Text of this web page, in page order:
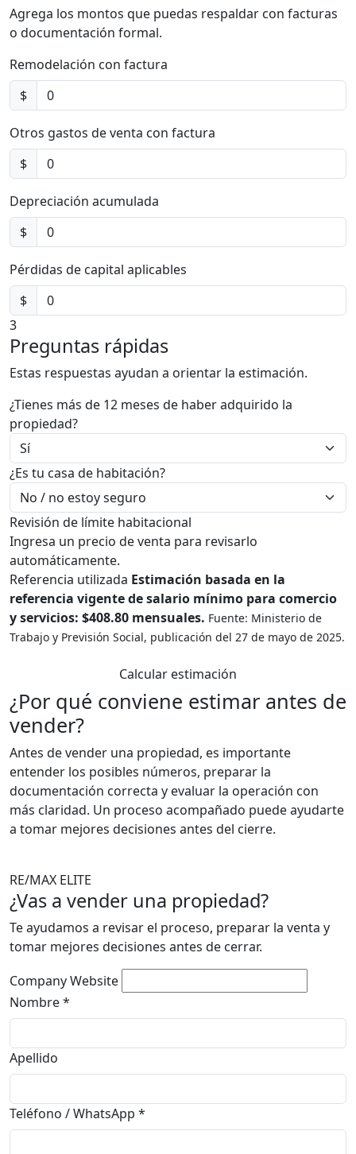
Agrega los montos que puedas respaldar con facturas
o documentación formal.
Remodelación con factura
$
Otros gastos de venta con factura
$
Depreciación acumulada
$
Pérdidas de capital aplicables
$
3
Preguntas rápidas
Estas respuestas ayudan a orientar la estimación.
¿Tienes más de 12 meses de haber adquirido la
propiedad?
¿Es tu casa de habitación?
Revisión de límite habitacional
Ingresa un precio de venta para revisarlo
automáticamente.
Referencia utilizada Estimación basada en la
referencia vigente de salario mínimo para comercio
y servicios: $408.80 mensuales. Fuente: Ministerio de
Trabajo y Previsión Social, publicación del 27 de mayo de 2025.
Calcular estimación
¿Por qué conviene estimar antes de
vender?
Antes de vender una propiedad, es importante
entender los posibles números, preparar la
documentación correcta y evaluar la operación con
más claridad. Un proceso acompañado puede ayudarte
a tomar mejores decisiones antes del cierre.
RE/MAX ELITE
¿Vas a vender una propiedad?
Te ayudamos a revisar el proceso, preparar la venta y
tomar mejores decisiones antes de cerrar.
Company Website
Nombre*
Apellido
Teléfono / WhatsApp *